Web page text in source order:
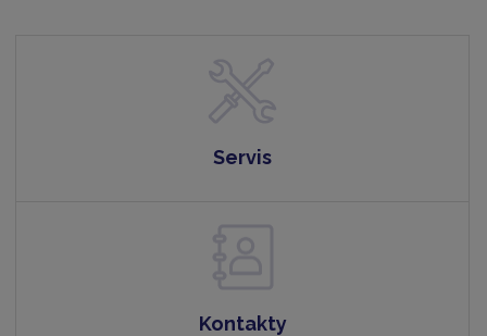
Servis
Kontakty